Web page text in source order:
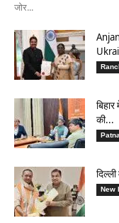
जोर...
की...
Patna
New